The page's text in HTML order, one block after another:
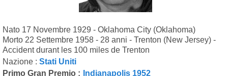
Nato 17 Novembre 1929 - Oklahoma City (Oklahoma)
Morto 22 Settembre 1958 - 28 anni - Trenton (New Jersey) -
Accident durant les 100 miles de Trenton
Nazione : Stati Uniti
Primo Gran Premio :
Indianapolis 1952